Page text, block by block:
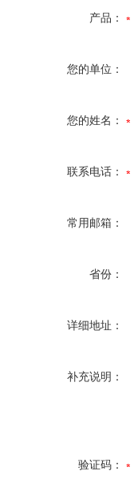
产品：
您的单位：
您的姓名：
联系电话：
常用邮箱：
省份：
详细地址：
补充说明：
验证码：